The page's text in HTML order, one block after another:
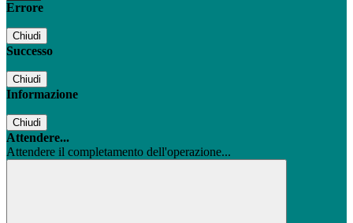
Errore
Chiudi
Successo
Chiudi
Informazione
Chiudi
Attendere...
Attendere il completamento dell'operazione...